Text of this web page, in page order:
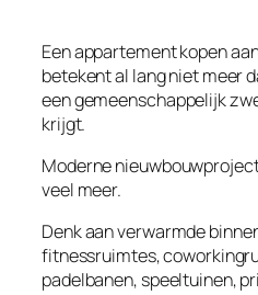
Een appartement kopen
betekent al lang niet meer
een gemeenschappelijk
krijgt.
Moderne
veel meer.
Denk aan verwarmde
fitnessruimtes,
padelbanen, speeltuinen,